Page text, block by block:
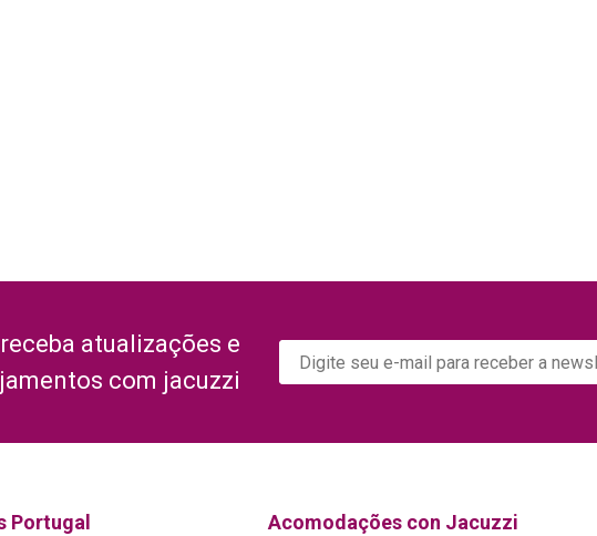
atualizações e
com jacuzzi
Portugal Acomodações con Jacuzzi